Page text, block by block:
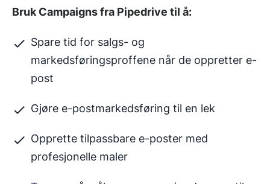
Bruk Campaigns fra Pipedrive til å:
Spare tid for salgs- og
markedsføringsproffene når de oppretter e-
post
Gjøre e-postmarkedsføring til en lek
Opprette tilpassbare e-poster med
profesjonelle maler